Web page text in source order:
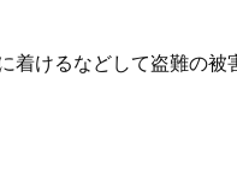
着けるなどして盗難の被